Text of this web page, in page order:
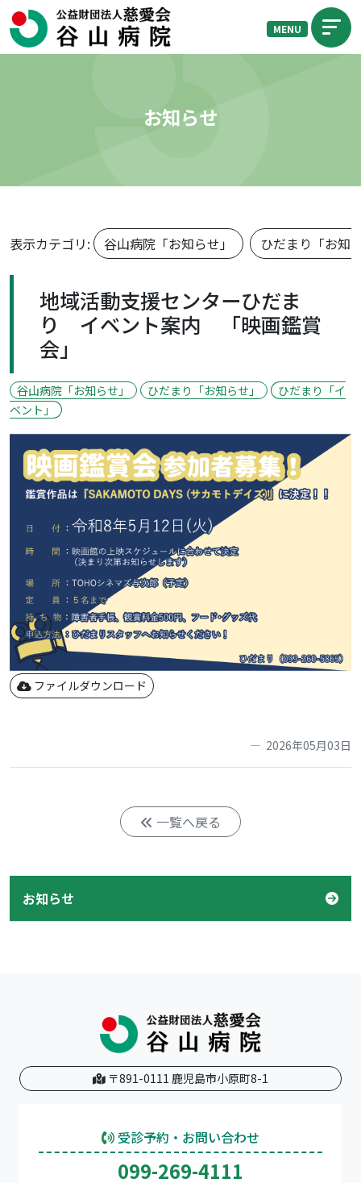
MENU
お知らせ
表示カテゴリ: 谷山病院「お知らせ」 ひだまり「お知
地域活動支援センターひだま
り イベント案内 「映画鑑賞
会」
谷山病院「お知らせ」 ひだまり「お知らせ」
ひだまり「イ
ベント」
ファイルダウンロード
2026年05月03日
一覧へ戻る
お知らせ
〒891-0111 鹿児島市小原町8-1
受診予約・お問い合わせ
099-269-4111